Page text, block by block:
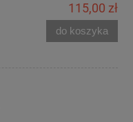
115,00 zł
do koszyka